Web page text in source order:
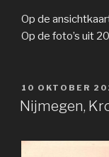
Op de
Op de foto’s uit
GEPLAATST
OP
10 OKTOBER
Nijmegen,